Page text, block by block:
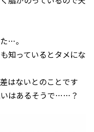
…。
知っているとタメにな
はないとのことです
はあるそうで……？